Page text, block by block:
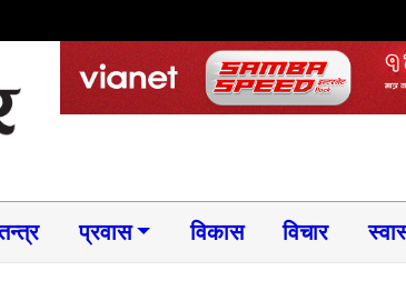
प्रवास विकास विचार